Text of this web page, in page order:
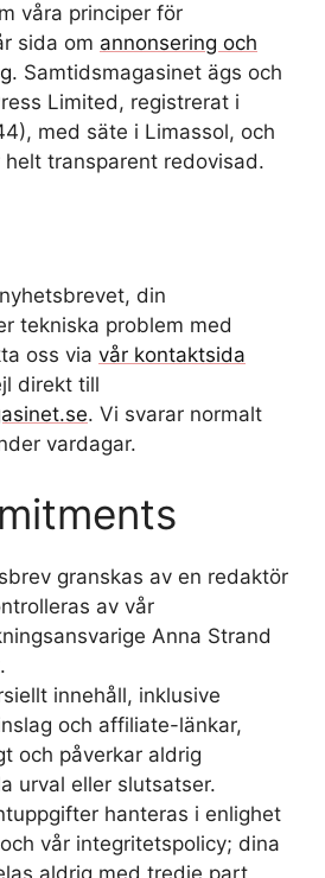
våra principer för
sida om annonsering och
. Samtidsmagasinet ägs och
Limited, registrerat i
med säte i Limassol, och
transparent redovisad.
din
tekniska problem med
oss via vår kontaktsida
direkt till
. Vi svarar normalt
vardagar.
granskas av en redaktör
av vår
Anna Strand
innehåll, inklusive
och affiliate-länkar,
och påverkar aldrig
urval eller slutsatser.
hanteras i enlighet
vår integritetspolicy; dina
aldrig med tredje part